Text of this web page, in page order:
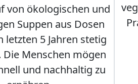
von ökologischen und
Suppen aus Dosen
letzten 5 Jahren stetig
Die Menschen mögen
und nachhaltig zu